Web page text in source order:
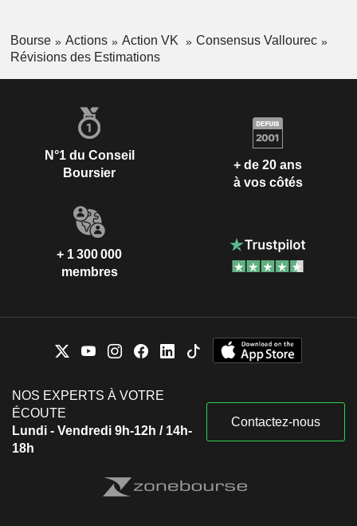
Bourse Actions Action VK
Consensus Vallourec
Révisions des Estimations
N°1 du Conseil
Boursier
+ de 20 ans
à vos côtés
+ 1 300 000
membres
NOS EXPERTS À VOTRE
ÉCOUTE
Lundi - Vendredi 9h-12h / 14h-
18h
Contactez-nous